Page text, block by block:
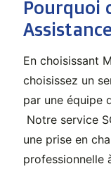
Pourquoi
En choisissant
choisissez un
par une équipe
Notre service
une prise en
professionnelle